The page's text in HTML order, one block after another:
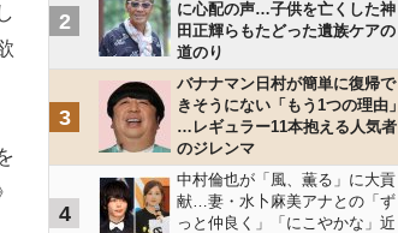
2
に心配の声…子供を亡くした神
田正輝らもたどった遺族ケアの
道のり
3
バナナマン日村が簡単に復帰で
きそうにない「もう1つの理由」
…レギュラー11本抱える人気者
のジレンマ
4
中村倫也が「風、薫る」に大貢
献…妻・水卜麻美アナとの「ず
っと仲良く」「にこやかな」近